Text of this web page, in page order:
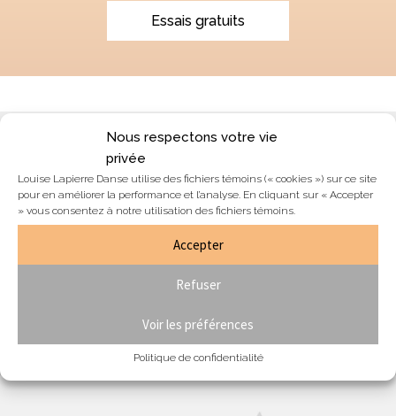
Nous respectons votre vie
privée
Louise Lapierre Danse utilise des fichiers témoins (« cookies ») sur ce site
pour en améliorer la performance et l’analyse. En cliquant sur « Accepter
» vous consentez à notre utilisation des fichiers témoins.
Accepter
Refuser
Voir les préférences
Politique de confidentialité
Essais gratuits
Blogue & nouvelles
Équipe
Nous joindre
Section membres
Formulaire de résiliation de contrat
Je désire m'abonner à l'infolettre: